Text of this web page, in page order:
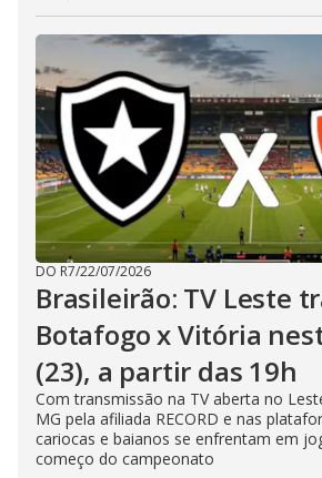
DO R7/22/07/2026
Brasileirão: TV Leste
Botafogo x Vitória
(23), a partir das 19h
Com transmissão na TV aberta no
MG pela afiliada RECORD e nas
cariocas e baianos se enfrentam em
começo do campeonato